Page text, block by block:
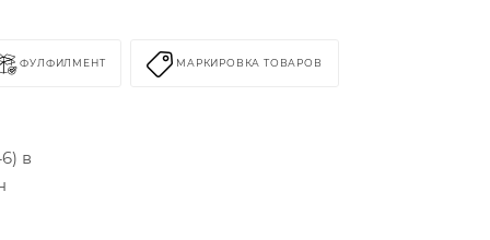
ФУЛФИЛМЕНТ МАРКИРОВКА ТОВАРОВ
в